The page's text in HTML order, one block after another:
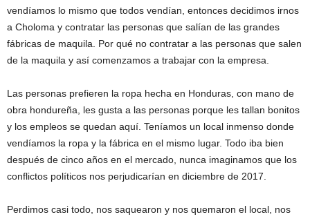
vendíamos lo mismo que todos vendían, entonces decidimos irnos
a Choloma y contratar las personas que salían de las grandes
fábricas de maquila. Por qué no contratar a las personas que salen
de la maquila y así comenzamos a trabajar con la empresa.
Las personas prefieren la ropa hecha en Honduras, con mano de
obra hondureña, les gusta a las personas porque les tallan bonitos
y los empleos se quedan aquí. Teníamos un local inmenso donde
vendíamos la ropa y la fábrica en el mismo lugar. Todo iba bien
después de cinco años en el mercado, nunca imaginamos que los
conflictos políticos nos perjudicarían en diciembre de 2017.
Perdimos casi todo, nos saquearon y nos quemaron el local, nos